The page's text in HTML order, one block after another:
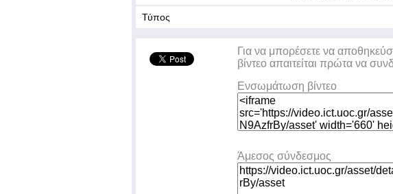
Τύπος
Για να μπορέσετε να
βίντεο απαιτείται πρώτα να
Ενσωμάτωση βίντεο
Άμεσος σύνδεσμος